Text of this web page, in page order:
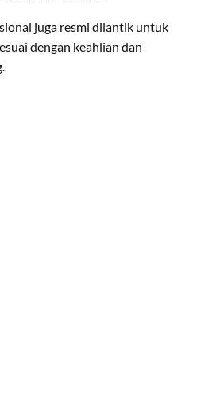
juga resmi dilantik untuk
dengan keahlian dan